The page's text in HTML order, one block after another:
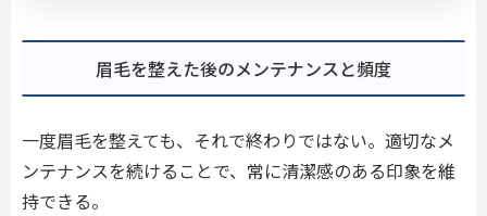
眉毛を整えた後のメンテナンスと頻度
一度眉毛を整えても、それで終わりではない。適切なメ
ンテナンスを続けることで、常に清潔感のある印象を維
持できる。